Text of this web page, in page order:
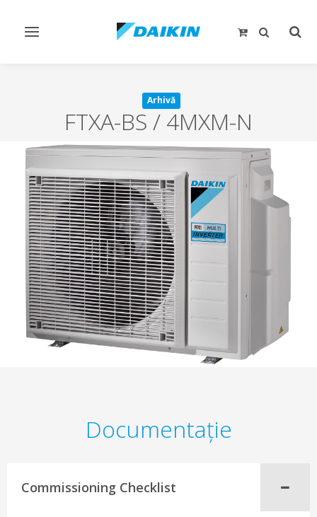
Comutare
Arhivă
FTXA-BS / 4MXM-N
Documentaţie
Commissioning Checklist